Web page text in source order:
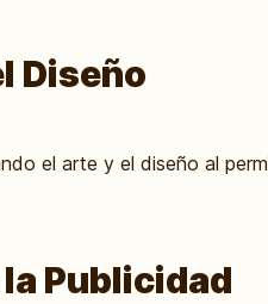
Diseño
el arte y el diseño al
Publicidad